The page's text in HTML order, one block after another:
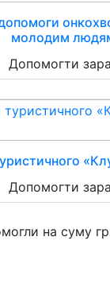
молодим
Допомогти
Допомогти
на суму